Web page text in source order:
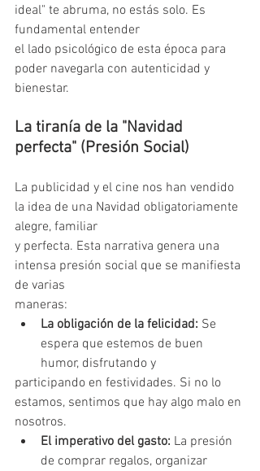
ideal" te abruma, no estás solo. Es
fundamental entender
el lado psicológico de esta época para
poder navegarla con autenticidad y
bienestar.
La tiranía de la "Navidad
perfecta" (Presión Social)
La publicidad y el cine nos han vendido
la idea de una Navidad obligatoriamente
alegre, familiar
y perfecta. Esta narrativa genera una
intensa presión social que se manifiesta
de varias
maneras:
La obligación de la felicidad: Se
espera que estemos de buen
humor, disfrutando y
participando en festividades. Si no lo
estamos, sentimos que hay algo malo en
nosotros.
El imperativo del gasto: La presión
de comprar regalos, organizar